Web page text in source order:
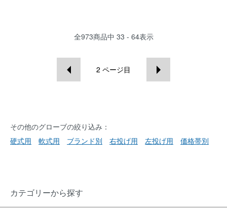
全973商品中 33 - 64表示
2 ページ目
その他のグローブの絞り込み：
硬式用
軟式用 ブランド別 右投げ用 左投げ用 価格帯別
カテゴリーから探す